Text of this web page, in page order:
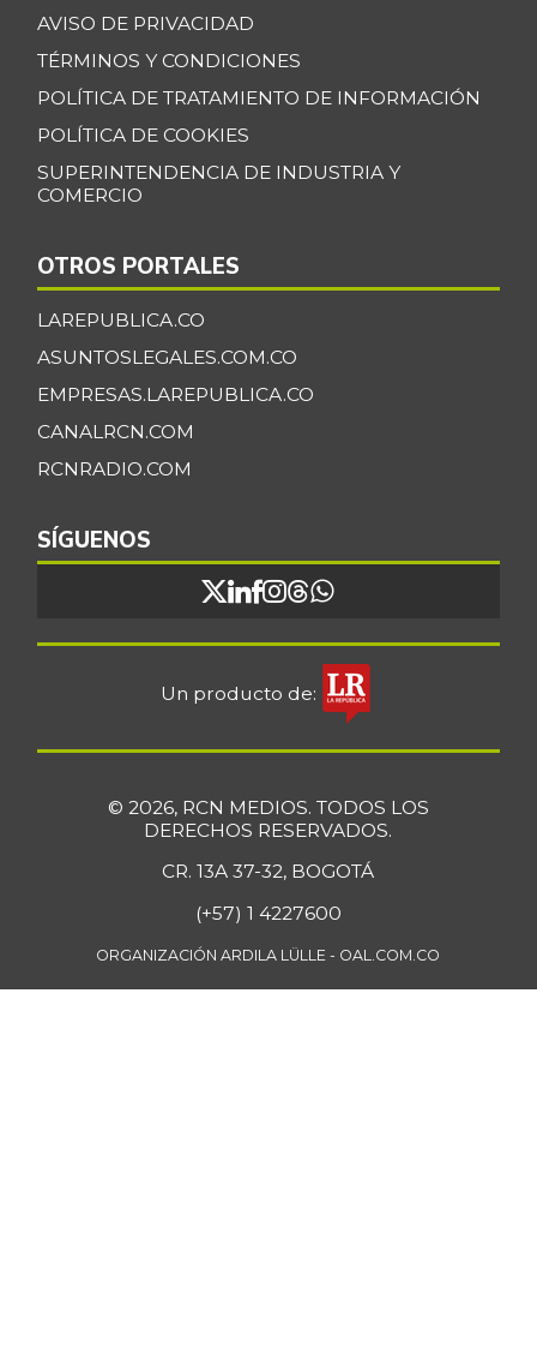
AVISO DE PRIVACIDAD
TÉRMINOS Y CONDICIONES
POLÍTICA DE TRATAMIENTO DE INFORMACIÓN
POLÍTICA DE COOKIES
SUPERINTENDENCIA DE INDUSTRIA Y
COMERCIO
OTROS PORTALES
LAREPUBLICA.CO
ASUNTOSLEGALES.COM.CO
EMPRESAS.LAREPUBLICA.CO
CANALRCN.COM
RCNRADIO.COM
SÍGUENOS
Un producto de:
© 2026, RCN MEDIOS. TODOS LOS
DERECHOS RESERVADOS.
CR. 13A 37-32, BOGOTÁ
(+57) 1 4227600
ORGANIZACIÓN ARDILA LÜLLE - OAL.COM.CO